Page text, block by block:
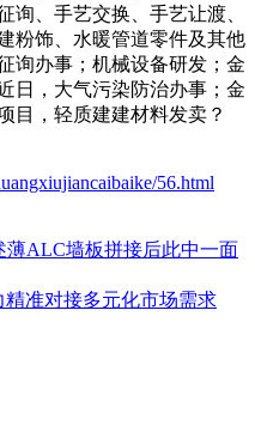
询、手艺交换、手艺让渡、
粉饰、水暖管道零件及其他
询办事；机械设备研发；金
日，大气污染防治办事；金
目，轻质建建材料发卖？
56.html
薄ALC墙板拼接后此中一面
准对接多元化市场需求